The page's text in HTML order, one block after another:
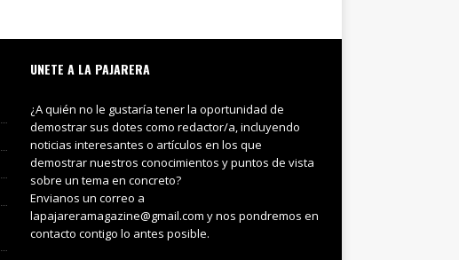
UNETE A LA PAJARERA
¿A quién no le gustaría tener la oportunidad de
demostrar sus dotes como redactor/a, incluyendo
noticias interesantes o artículos en los que
demostrar nuestros conocimientos y puntos de vista
sobre un tema en concreto?
Envianos un correo a
lapajareramagazine@gmail.com y nos pondremos en
contacto contigo lo antes posible.